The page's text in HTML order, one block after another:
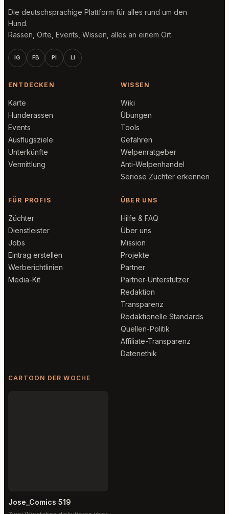
Die deutschsprachige Plattform für alles rund um den
Hund.
Rassen, Orte, Events, Wissen, alles an einem Ort.
IG FB PI LI
ENTDECKEN
Karte
Hunderassen
Events
Ausflugsziele
Unterkünfte
Vermittlung
WISSEN
Wiki
Übungen
Tools
Gefahren
Welpenratgeber
Anti-Welpenhandel
Seriöse Züchter erkennen
FÜR PROFIS
Züchter
Dienstleister
Jobs
Eintrag erstellen
Werberichtlinien
Media-Kit
ÜBER UNS
Hilfe & FAQ
Über uns
Mission
Projekte
Partner
Partner-Unterstützer
Redaktion
Transparenz
Redaktionelle Standards
Quellen-Politik
Affiliate-Transparenz
Datenethik
CARTOON DER WOCHE
Jose_Comics 519